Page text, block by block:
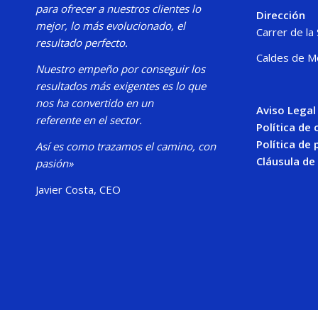
para ofrecer a nuestros clientes lo
mejor, lo más evolucionado, el
resultado perfecto.
Nuestro empeño por conseguir los
resultados más exigentes es lo que
nos ha convertido en un
referente en el sector.
Así es como trazamos el camino, con
pasión»
Javier Costa, CEO
Dirección
Carrer de la
Caldes de
Aviso Legal
Política de
Política de
Cláusula